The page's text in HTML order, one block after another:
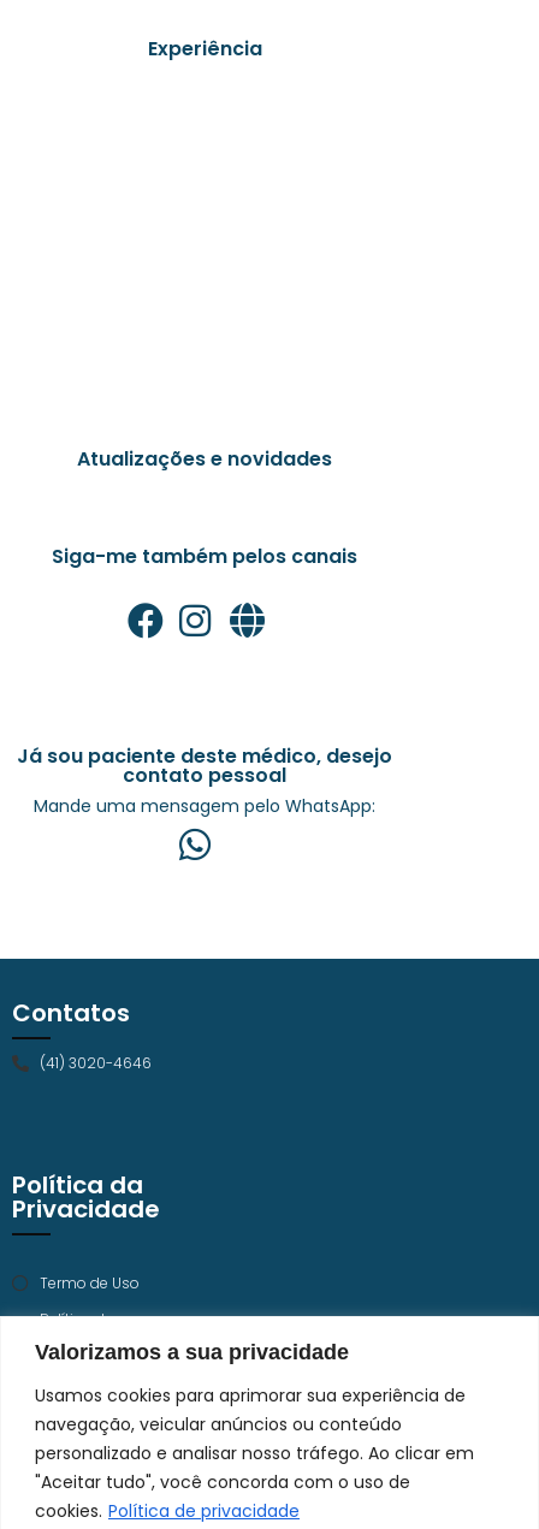
Valorizamos a sua privacidade
Usamos cookies para aprimorar sua experiência de
navegação, veicular anúncios ou conteúdo
personalizado e analisar nosso tráfego. Ao clicar em
"Aceitar tudo", você concorda com o uso de
cookies. Política de privacidade
Experiência
Atualizações e novidades
Siga-me também pelos canais
Já sou paciente deste médico, desejo
contato pessoal
Mande uma mensagem pelo WhatsApp:
Política da
Privacidade
Termo de Uso
Política de
Privacidade
Contatos
(41) 3020-4646